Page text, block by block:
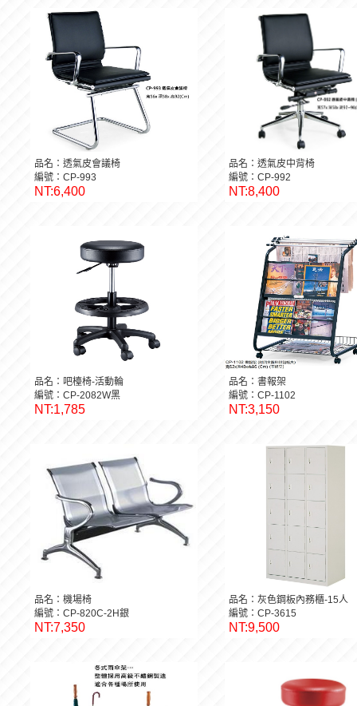
品名：透氣皮會議椅
編號：CP-993
NT:6,400
品名：透氣皮中背椅
編號：CP-992
NT:8,400
品名：吧檯椅-活動輪
編號：CP-2082W黑
NT:1,785
品名：書報架
編號：CP-1102
NT:3,150
品名：機場椅
編號：CP-820C-2H銀
NT:7,350
品名：灰色鋼板內務櫃-15人
編號：CP-3615
NT:9,500